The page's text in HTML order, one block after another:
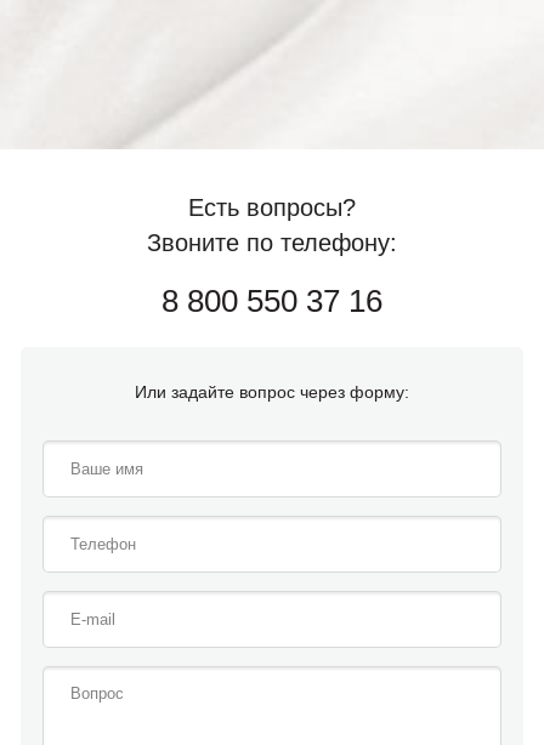
Есть вопросы?
Звоните по телефону:
8 800 550 37 16
Или задайте вопрос через форму: